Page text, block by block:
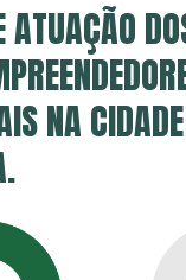
ATUAÇÃO
NA